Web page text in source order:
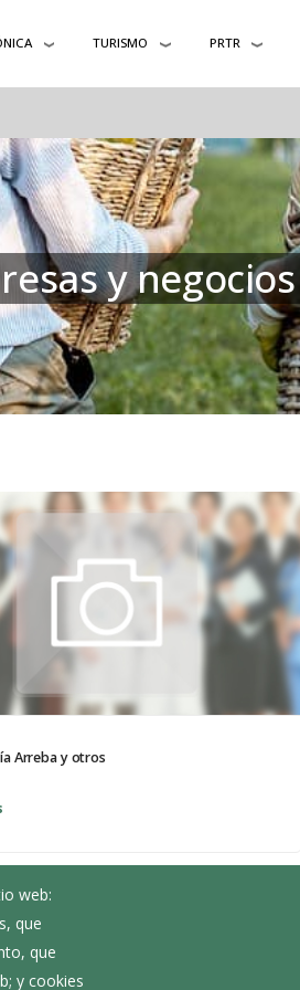
TURISMO PRTR
y negocios
Arreba y otros
web:
que
que
y cookies